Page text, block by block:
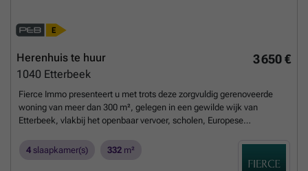
3 650 €
Herenhuis te huur
1040 Etterbeek
Fierce Immo presenteert u met trots deze zorgvuldig gerenoveerde
woning van meer dan 300 m², gelegen in een gewilde wijk van
Etterbeek, vlakbij het openbaar vervoer, scholen, Europese
met trap, ruime woonkamer met open haard, een volledig uitgeruste
open keuken, apart gastentoiletten, 4 slaapkamers, een bureau, een
4 slaapkamer(s) 332 m²